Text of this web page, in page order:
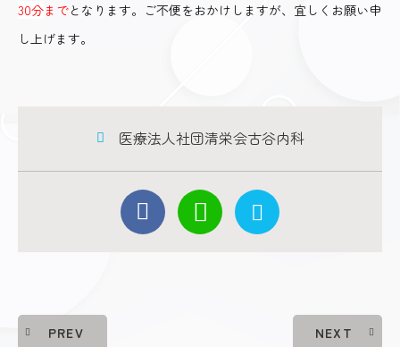
30分までとなります。ご不便をおかけしますが、宜しくお願い申
し上げます。
医療法人社団清栄会古谷内科
PREV NEXT